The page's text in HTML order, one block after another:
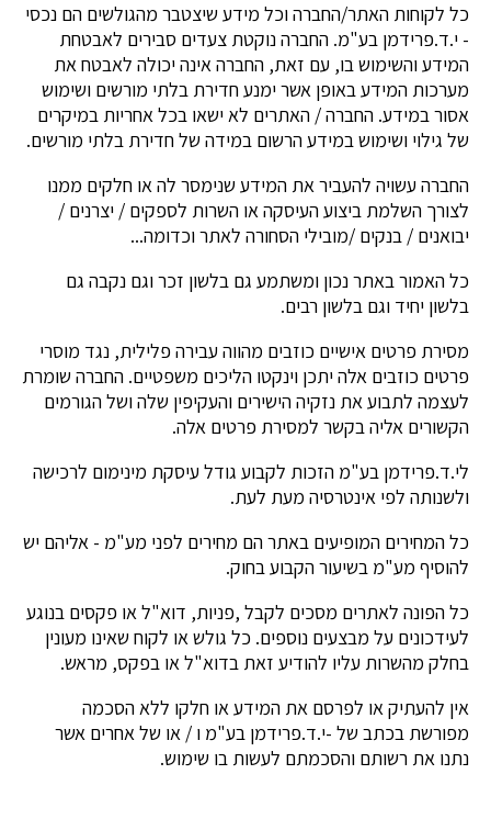
כל לקוחות האתר/החברה וכל מידע שיצטבר מהגולשים הם נכסי
- י.ד.פרידמן בע"מ. החברה נוקטת צעדים סבירים לאבטחת
המידע והשימוש בו, עם זאת, החברה אינה יכולה לאבטח את
מערכות המידע באופן אשר ימנע חדירת בלתי מורשים ושימוש
אסור במידע. החברה / האתרים לא ישאו בכל אחריות במיקרים
של גילוי ושימוש במידע הרשום במידה של חדירת בלתי מורשים.
החברה עשויה להעביר את המידע שנימסר לה או חלקים ממנו
לצורך השלמת ביצוע העיסקה או השרות לספקים / יצרנים /
יבואנים / בנקים /מובילי הסחורה לאתר וכדומה...
כל האמור באתר נכון ומשתמע גם בלשון זכר וגם נקבה גם
בלשון יחיד וגם בלשון רבים.
מסירת פרטים אישיים כוזבים מהווה עבירה פלילית, נגד מוסרי
פרטים כוזבים אלה יתכן וינקטו הליכים משפטיים. החברה שומרת
לעצמה לתבוע את נזקיה הישירים והעקיפין שלה ושל הגורמים
הקשורים אליה בקשר למסירת פרטים אלה.
לי.ד.פרידמן בע"מ הזכות לקבוע גודל עיסקת מינימום לרכישה
ולשנותה לפי אינטרסיה מעת לעת.
כל המחירים המופיעים באתר הם מחירים לפני מע"מ - אליהם יש
להוסיף מע"מ בשיעור הקבוע בחוק.
כל הפונה לאתרים מסכים לקבל ,פניות, דוא"ל או פקסים בנוגע
לעידכונים על מבצעים נוספים. כל גולש או לקוח שאינו מעונין
בחלק מהשרות עליו להודיע זאת בדוא"ל או בפקס, מראש.
אין להעתיק או לפרסם את המידע או חלקו ללא הסכמה
מפורשת בכתב של -י.ד.פרידמן בע"מ ו / או של אחרים אשר
נתנו את רשותם והסכמתם לעשות בו שימוש.